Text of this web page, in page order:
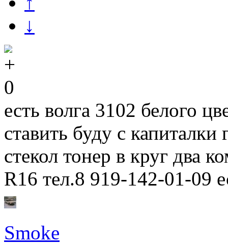
↓
0
есть волга 3102 белого
ставить буду с
стекол тонер в круг два
R16 тел.8 919-142-01-09
Smoke